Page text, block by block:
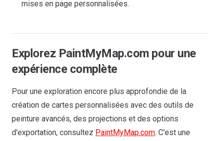
mises en page personnalisées.
Explorez PaintMyMap.com pour une
expérience complète
Pour une exploration encore plus approfondie de la
création de cartes personnalisées avec des outils de
peinture avancés, des projections et des options
d'exportation, consultez PaintMyMap.com. C'est une